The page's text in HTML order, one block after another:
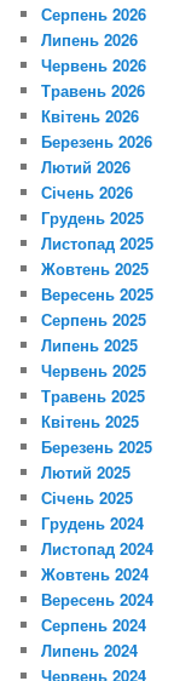
Серпень 2026
Липень 2026
Червень 2026
Травень 2026
Квітень 2026
Березень 2026
Лютий 2026
Січень 2026
Грудень 2025
Листопад 2025
Жовтень 2025
Вересень 2025
Серпень 2025
Липень 2025
Червень 2025
Травень 2025
Квітень 2025
Березень 2025
Лютий 2025
Січень 2025
Грудень 2024
Листопад 2024
Жовтень 2024
Вересень 2024
Серпень 2024
Липень 2024
Червень 2024